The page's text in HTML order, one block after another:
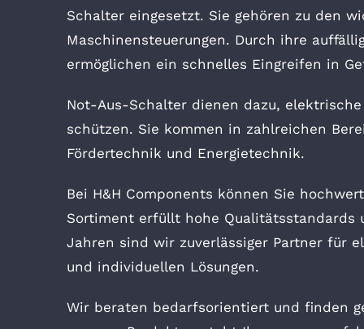
Schalter eingesetzt. Sie gehören zu den
Maschinensteuerungen. Durch ihre
ermöglichen ein schnelles Eingreifen in
Not-Aus-Schalter dienen dazu,
schützen. Sie kommen in zahlreichen
Fördertechnik und Energietechnik.
Bei H&H Components können Sie
Sortiment erfüllt hohe Qualitätsstandards
Jahren sind wir zuverlässiger Partner für
und individuellen Lösungen.
Wir beraten bedarfsorientiert und finden